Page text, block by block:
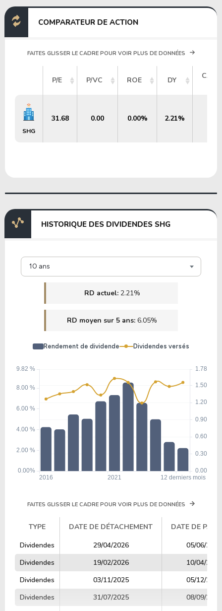
COMPARATEUR DE ACTION
FAITES GLISSER LE CADRE POUR VOIR PLUS DE DONNÉES
P/E P/VC ROE DY
SHG
31.68 0.00 0.00% 2.21%
HISTORIQUE DES DIVIDENDES SHG
10 ans
RD actuel: 2.21%
RD moyen sur 5 ans: 6.05%
Rendement de dividende Dividendes versés
FAITES GLISSER LE CADRE POUR VOIR PLUS DE DONNÉES
TYPE DATE DE DÉTACHEMENT
DATE DE
TYPE
DATE DE DÉTACHEMENT DATE DE
Dividendes 29/04/2026
05/06/2026
Dividendes
19/02/2026
10/04/2026
Dividendes
03/11/2025
05/12/2025
Dividendes
31/07/2025
08/09/2025